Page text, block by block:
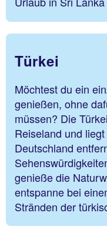
Türkei
Möchtest du ein
genießen, ohne
müssen? Die
Reiseland und
Deutschland
genieße die
entspanne bei
Stränden der